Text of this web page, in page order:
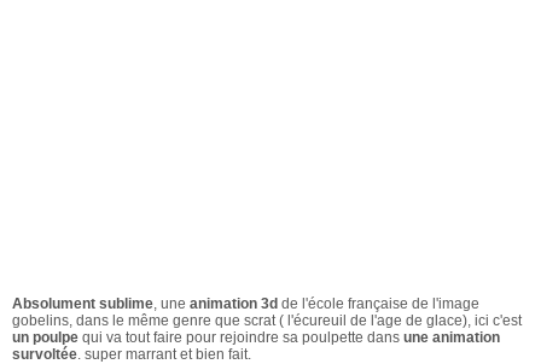
Absolument sublime, une animation 3d de l'école française de l'image
gobelins, dans le même genre que scrat ( l'écureuil de l'age de glace), ici c'est
un poulpe qui va tout faire pour rejoindre sa poulpette dans une animation
survoltée. super marrant et bien fait.